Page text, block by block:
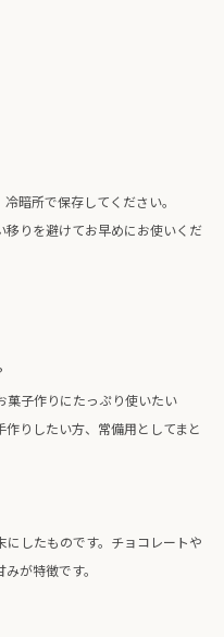
暗所で保存してください。
りを避けてお早めにお使いくだ
菓子作りにたっぷり使いたい
りしたい方、常備用としてまと
したものです。チョコレートや
が特徴です。